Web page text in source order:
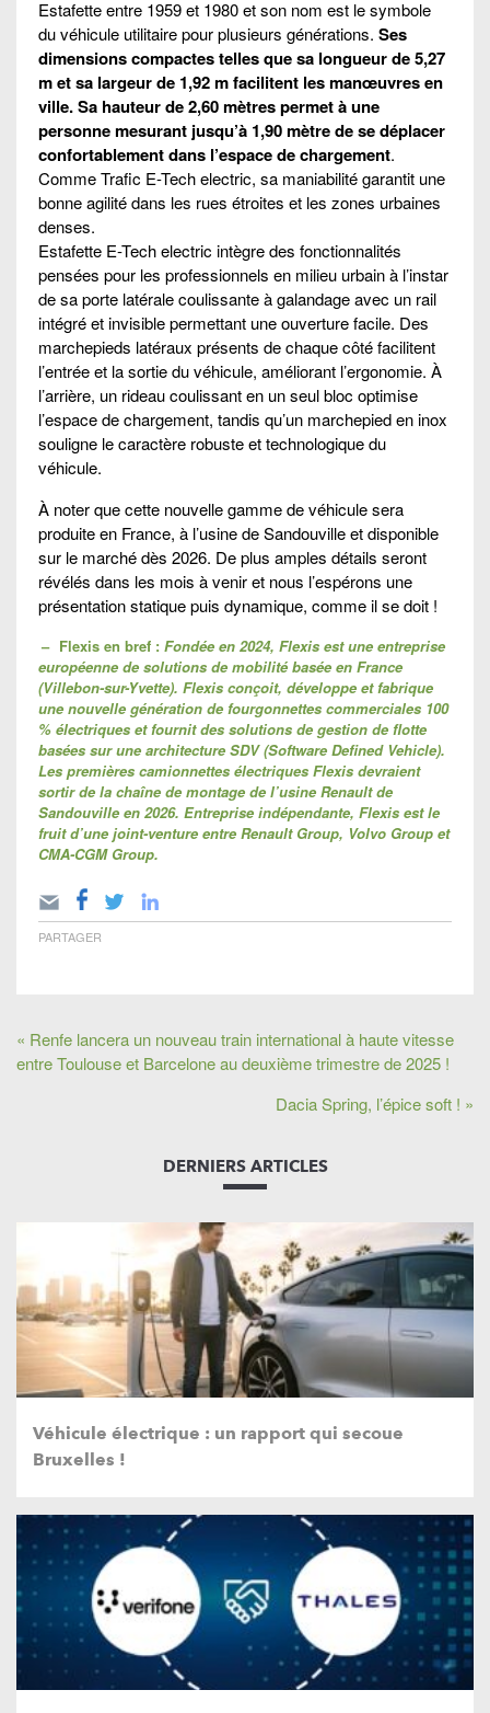
Estafette entre 1959 et 1980 et son nom est le symbole
du véhicule utilitaire pour plusieurs générations. Ses
dimensions compactes telles que sa longueur de 5,27
m et sa largeur de 1,92 m facilitent les manœuvres en
ville. Sa hauteur de 2,60 mètres permet à une
personne mesurant jusqu’à 1,90 mètre de se déplacer
confortablement dans l’espace de chargement.
Comme Trafic E-Tech electric, sa maniabilité garantit une
bonne agilité dans les rues étroites et les zones urbaines
denses.
Estafette E-Tech electric intègre des fonctionnalités
pensées pour les professionnels en milieu urbain à l’instar
de sa porte latérale coulissante à galandage avec un rail
intégré et invisible permettant une ouverture facile. Des
marchepieds latéraux présents de chaque côté facilitent
l’entrée et la sortie du véhicule, améliorant l’ergonomie. À
l’arrière, un rideau coulissant en un seul bloc optimise
l’espace de chargement, tandis qu’un marchepied en inox
souligne le caractère robuste et technologique du
véhicule.
À noter que cette nouvelle gamme de véhicule sera
produite en France, à l’usine de Sandouville et disponible
sur le marché dès 2026. De plus amples détails seront
révélés dans les mois à venir et nous l’espérons une
présentation statique puis dynamique, comme il se doit !
– Flexis en bref : Fondée en 2024, Flexis est une entreprise
européenne de solutions de mobilité basée en France
(Villebon-sur-Yvette). Flexis conçoit, développe et fabrique
une nouvelle génération de fourgonnettes commerciales 100
% électriques et fournit des solutions de gestion de flotte
basées sur une architecture SDV (Software Defined Vehicle).
Les premières camionnettes électriques Flexis devraient
sortir de la chaîne de montage de l’usine Renault de
Sandouville en 2026. Entreprise indépendante, Flexis est le
fruit d’une joint-venture entre Renault Group, Volvo Group et
CMA-CGM Group.
PARTAGER
« Renfe lancera un nouveau train international à haute vitesse
entre Toulouse et Barcelone au deuxième trimestre de 2025 !
Dacia Spring, l’épice soft ! »
DERNIERS ARTICLES
Véhicule électrique : un rapport qui secoue
Bruxelles !